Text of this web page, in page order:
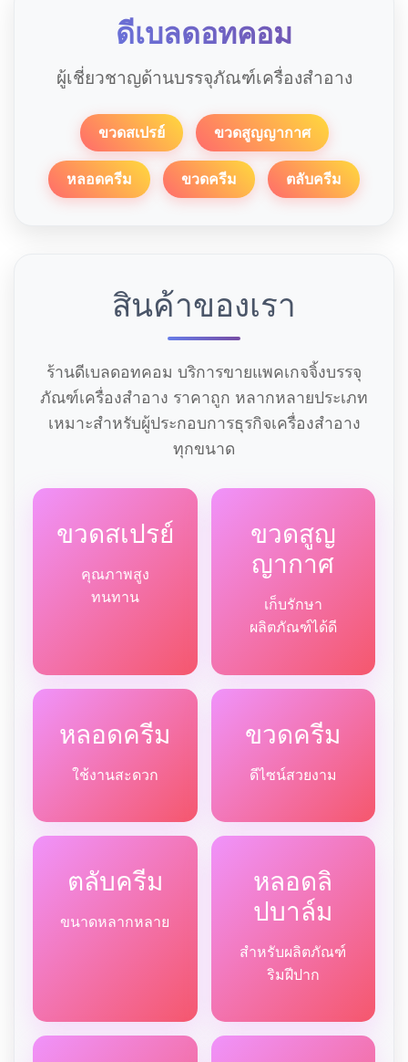
ดีเบลดอทคอม
ผู้เชี่ยวชาญด้านบรรจุภัณฑ์เครื่องสำอาง
ขวดสเปรย์ ขวดสูญญากาศ
หลอดครีม ขวดครีม ตลับครีม
สินค้าของเรา
ร้านดีเบลดอทคอม บริการขายแพคเกจจิ้งบรรจุ
ภัณฑ์เครื่องสำอาง ราคาถูก หลากหลายประเภท
เหมาะสำหรับผู้ประกอบการธุรกิจเครื่องสำอาง
ทุกขนาด
ขวดสเปรย์
คุณภาพสูง
ทนทาน
ขวดสูญ
ญากาศ
เก็บรักษา
ผลิตภัณฑ์ได้ดี
หลอดครีม
ใช้งานสะดวก
ขวดครีม
ดีไซน์สวยงาม
ตลับครีม
ขนาดหลากหลาย
หลอดลิ
ปบาล์ม
สำหรับผลิตภัณฑ์
ริมฝีปาก